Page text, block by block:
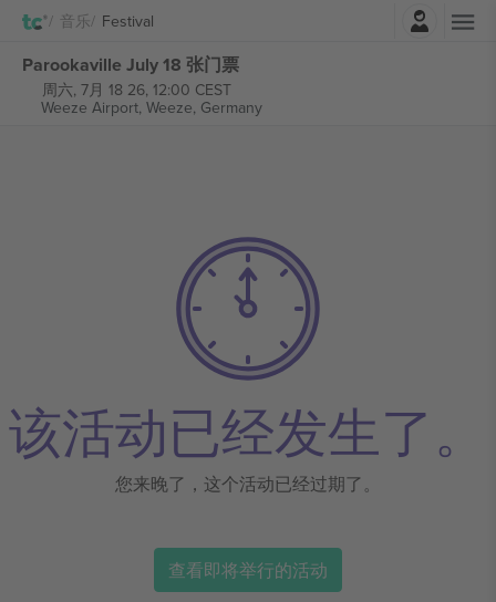
音乐 Festival
Parookaville July 18 张门票
周六, 7月 18 26, 12:00 CEST
Weeze Airport, Weeze, Germany
该活动已经发生了。
您来晚了，这个活动已经过期了。
查看即将举行的活动